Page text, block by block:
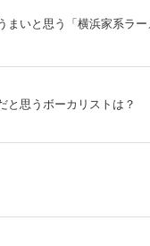
まいと思う「横浜家系ラー
と思うボーカリストは？